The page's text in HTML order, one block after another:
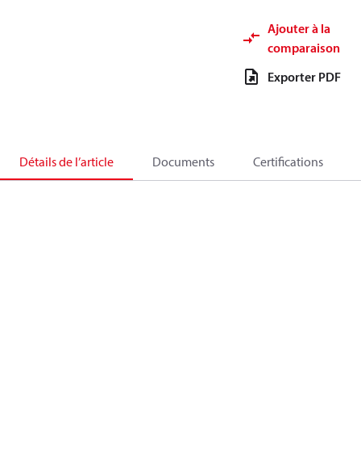
Ajouter à la
comparaison
Exporter PDF
Détails de l’article Documents Certifications